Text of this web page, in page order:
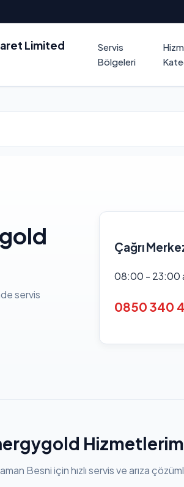
Limited
Servis
Bölgeleri
servis
Çağrı
08:00 - 23:00
0850 340
Besni için hızlı servis ve arıza